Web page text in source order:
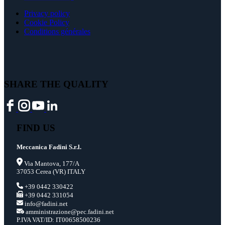
Privacy policy
Cookie Policy
Conditions générales
SHARE THE QUALITY
FIND US
Meccanica Fadini S.r.l.
Via Mantova, 177/A
37053 Cerea (VR) ITALY
+39 0442 330422
+39 0442 331054
info@fadini.net
amministrazione@pec.fadini.net
P.IVA VAT/ID: IT00658500236